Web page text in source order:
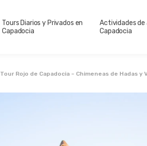
Tours Diarios y Privados en
Capadocia
Actividades
Capadocia
Tour Rojo de Capadocia – Chimeneas de Hadas y